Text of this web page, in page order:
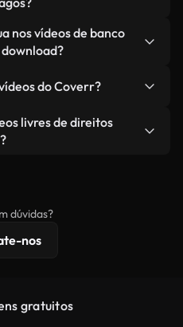
de licenciamento.
bem-vindo.
arquivo da Coverr
monetizados do
não esteja
nos vídeos de banco
marcas d'água.
e prontas para usar.
do Coverr?
ou remixar nossos
certifique-se de que o
livres de direitos
dúvidas?
nos
gratuitos